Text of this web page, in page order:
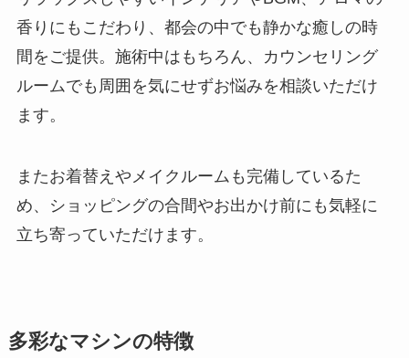
香りにもこだわり、都会の中でも静かな癒しの時
間をご提供。施術中はもちろん、カウンセリング
ルームでも周囲を気にせずお悩みを相談いただけ
ます。
またお着替えやメイクルームも完備しているた
め、ショッピングの合間やお出かけ前にも気軽に
立ち寄っていただけます。
多彩なマシンの特徴